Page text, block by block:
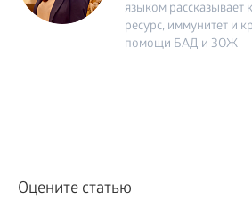
языком рассказывает
ресурс, иммунитет и
помощи БАД и ЗОЖ
Оцените статью